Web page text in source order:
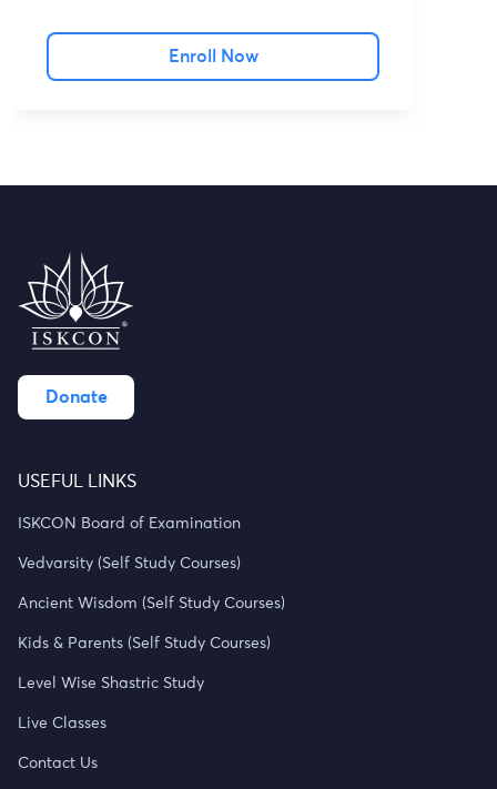
Enroll Now
Donate
USEFUL LINKS
ISKCON Board of Examination
Vedvarsity (Self Study Courses)
Ancient Wisdom (Self Study Courses)
Kids & Parents (Self Study Courses)
Level Wise Shastric Study
Live Classes
Contact Us